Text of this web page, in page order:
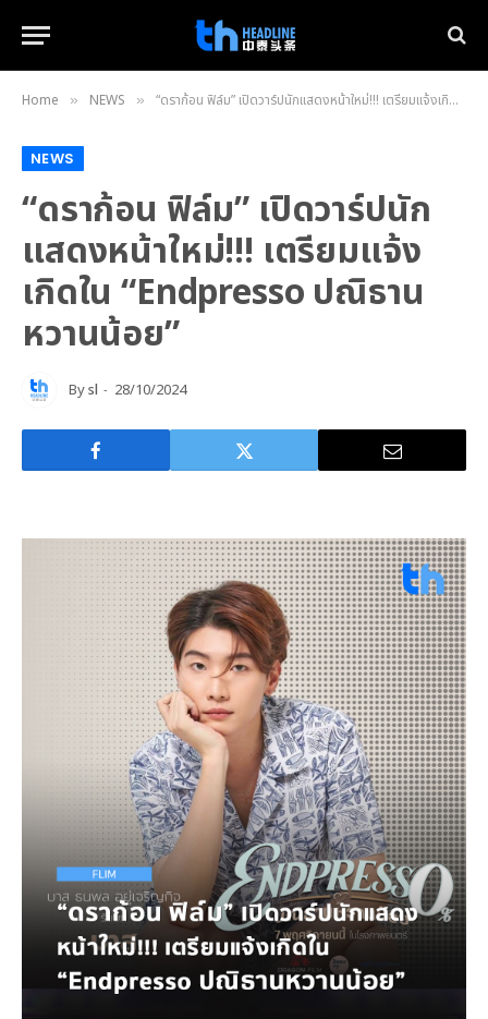
Home » NEWS » “ดราก้อน ฟิล์ม” เปิดวาร์ปนักแสดงหน้าใหม่!!! เตรียมแจ้งเกิดใน “Endpresso ปณิธานหวานน้อย”
NEWS
“ดราก้อน ฟิล์ม” เปิดวาร์ปนัก
แสดงหน้าใหม่!!! เตรียมแจ้ง
เกิดใน “Endpresso ปณิธาน
หวานน้อย”
Bysl 28/10/2024